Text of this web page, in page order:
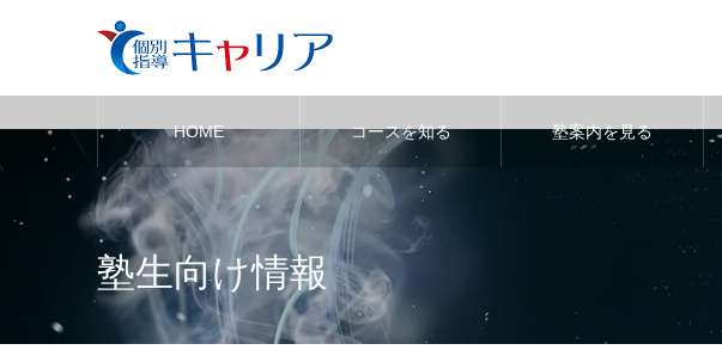
HOME コースを知る 塾案内を見る
: Undefined variable $cat_id in/home/sou-shin/akashi-juku-kyaria.com/
塾生向け情報